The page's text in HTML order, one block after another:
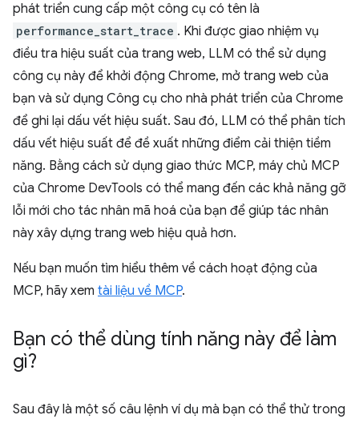
phát triển cung cấp một công cụ có tên là
performance_start_trace . Khi được giao nhiệm vụ
điều tra hiệu suất của trang web, LLM có thể sử dụng
công cụ này để khởi động Chrome, mở trang web của
bạn và sử dụng Công cụ cho nhà phát triển của Chrome
để ghi lại dấu vết hiệu suất. Sau đó, LLM có thể phân tích
dấu vết hiệu suất để đề xuất những điểm cải thiện tiềm
năng. Bằng cách sử dụng giao thức MCP, máy chủ MCP
của Chrome DevTools có thể mang đến các khả năng gỡ
lỗi mới cho tác nhân mã hoá của bạn để giúp tác nhân
này xây dựng trang web hiệu quả hơn.
Nếu bạn muốn tìm hiểu thêm về cách hoạt động của
MCP, hãy xem tài liệu về MCP.
Bạn có thể dùng tính năng này để làm
gì?
Sau đây là một số câu lệnh ví dụ mà bạn có thể thử trong